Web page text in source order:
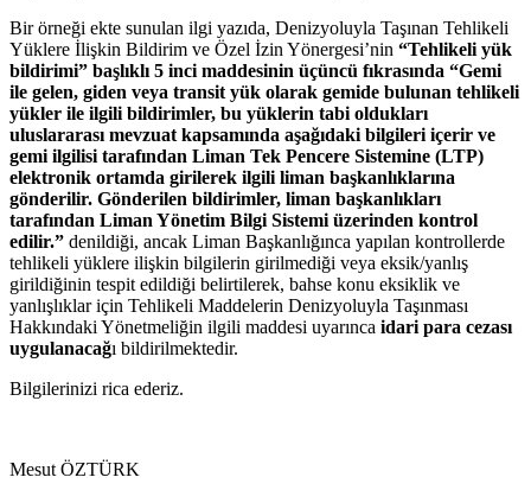
Bir örneği ekte sunulan ilgi yazıda, Denizyoluyla Taşınan Tehlikeli
Yüklere İlişkin Bildirim ve Özel İzin Yönergesi’nin “Tehlikeli yük
bildirimi” başlıklı 5 inci maddesinin üçüncü fıkrasında “Gemi
ile gelen, giden veya transit yük olarak gemide bulunan tehlikeli
yükler ile ilgili bildirimler, bu yüklerin tabi oldukları
uluslararası mevzuat kapsamında aşağıdaki bilgileri içerir ve
gemi ilgilisi tarafından Liman Tek Pencere Sistemine (LTP)
elektronik ortamda girilerek ilgili liman başkanlıklarına
gönderilir. Gönderilen bildirimler, liman başkanlıkları
tarafından Liman Yönetim Bilgi Sistemi üzerinden kontrol
edilir.” denildiği, ancak Liman Başkanlığınca yapılan kontrollerde
tehlikeli yüklere ilişkin bilgilerin girilmediği veya eksik/yanlış
girildiğinin tespit edildiği belirtilerek, bahse konu eksiklik ve
yanlışlıklar için Tehlikeli Maddelerin Denizyoluyla Taşınması
Hakkındaki Yönetmeliğin ilgili maddesi uyarınca idari para cezası
uygulanacağı bildirilmektedir.
Bilgilerinizi rica ederiz.
Mesut ÖZTÜRK